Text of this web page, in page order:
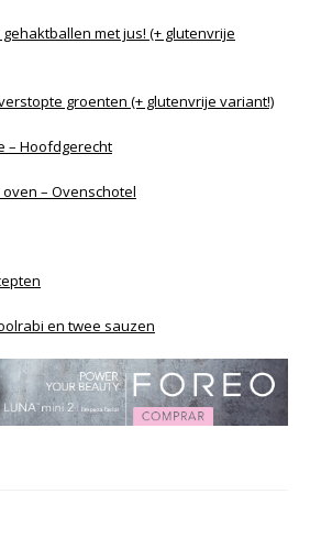
met jus! (+ glutenvrije
groenten (+ glutenvrije variant!)
– Hoofdgerecht
– Ovenschotel
en twee sauzen